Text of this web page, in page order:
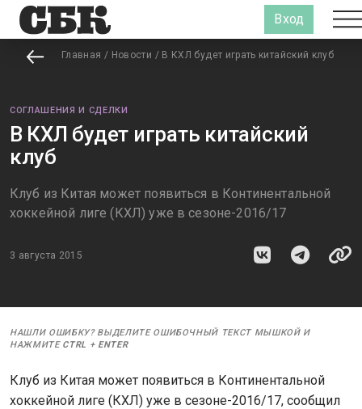
Вход
Главная / Новости / В КХЛ будет играть китайский клуб
СОГЛАШЕНИЯ И СДЕЛКИ
В КХЛ будет играть китайский
клуб
Клуб из Китая может появиться в Континентальной
хоккейной лиге (КХЛ) уже в сезоне-2016/17
3 августа 2015
НАШЛИ ОШИБКУ? ВЫДЕЛИТЕ ОШИБОЧНЫЙ ТЕКСТ МЫШКОЙ И
НАЖМИТЕ CTRL + ENTER
Клуб из Китая может появиться в Континентальной
хоккейной лиге (КХЛ) уже в сезоне-2016/17, сообщил